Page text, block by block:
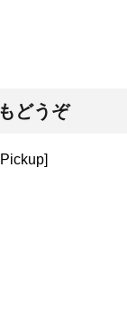
どうぞ